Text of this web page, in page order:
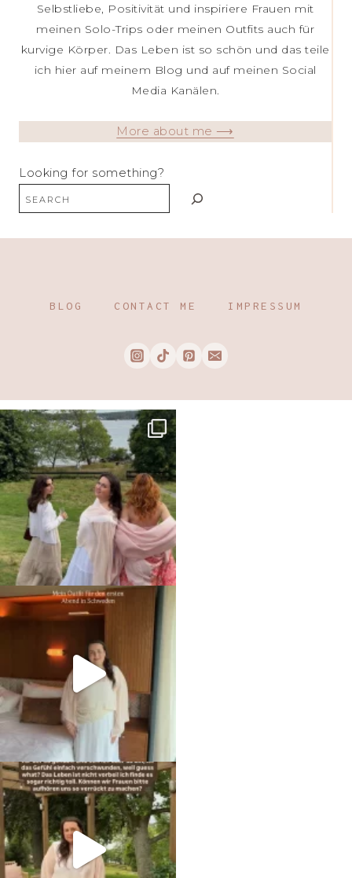
Selbstliebe, Positivität und inspiriere Frauen mit
meinen Solo-Trips oder meinen Outfits auch für
kurvige Körper. Das Leben ist so schön und das teile
ich hier auf meinem Blog und auf meinen Social
Media Kanälen.
More about me ⟶
Looking for something?
BLOG CONTACT ME IMPRESSUM